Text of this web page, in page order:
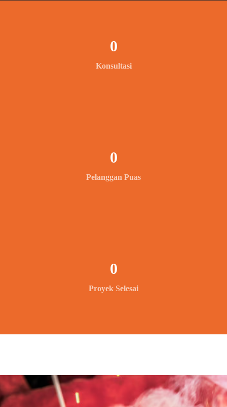
Konsultasi
0
Pelanggan Puas
0
Proyek Selesai
0